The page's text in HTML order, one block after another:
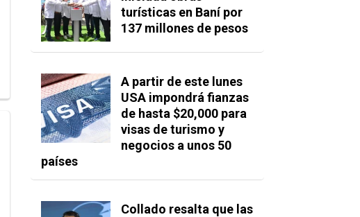
turísticas en Baní por
137 millones de pesos
A partir de este lunes
USA impondrá fianzas
de hasta $20,000 para
visas de turismo y
negocios a unos 50
países
Collado resalta que las